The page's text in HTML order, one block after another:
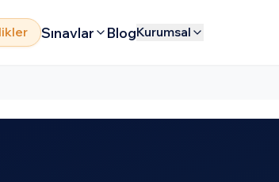
Sınavlar BlogKurumsal